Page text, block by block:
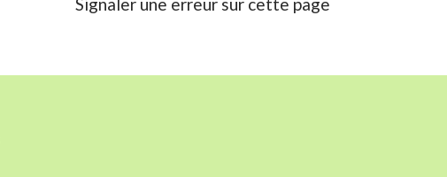
Signaler une erreur sur cette page